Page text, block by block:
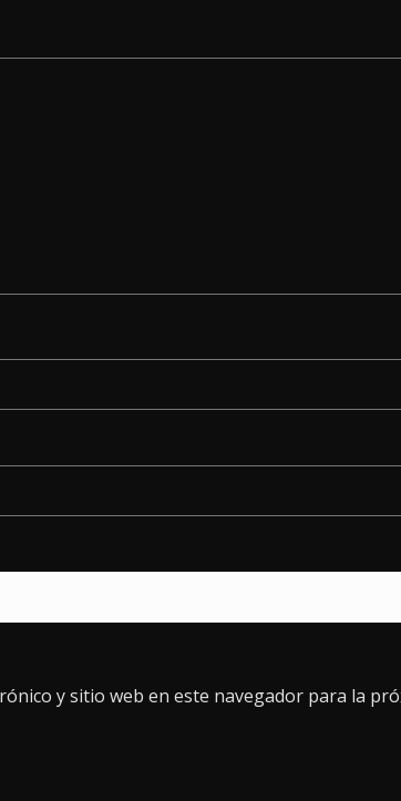
y sitio web en este navegador para la